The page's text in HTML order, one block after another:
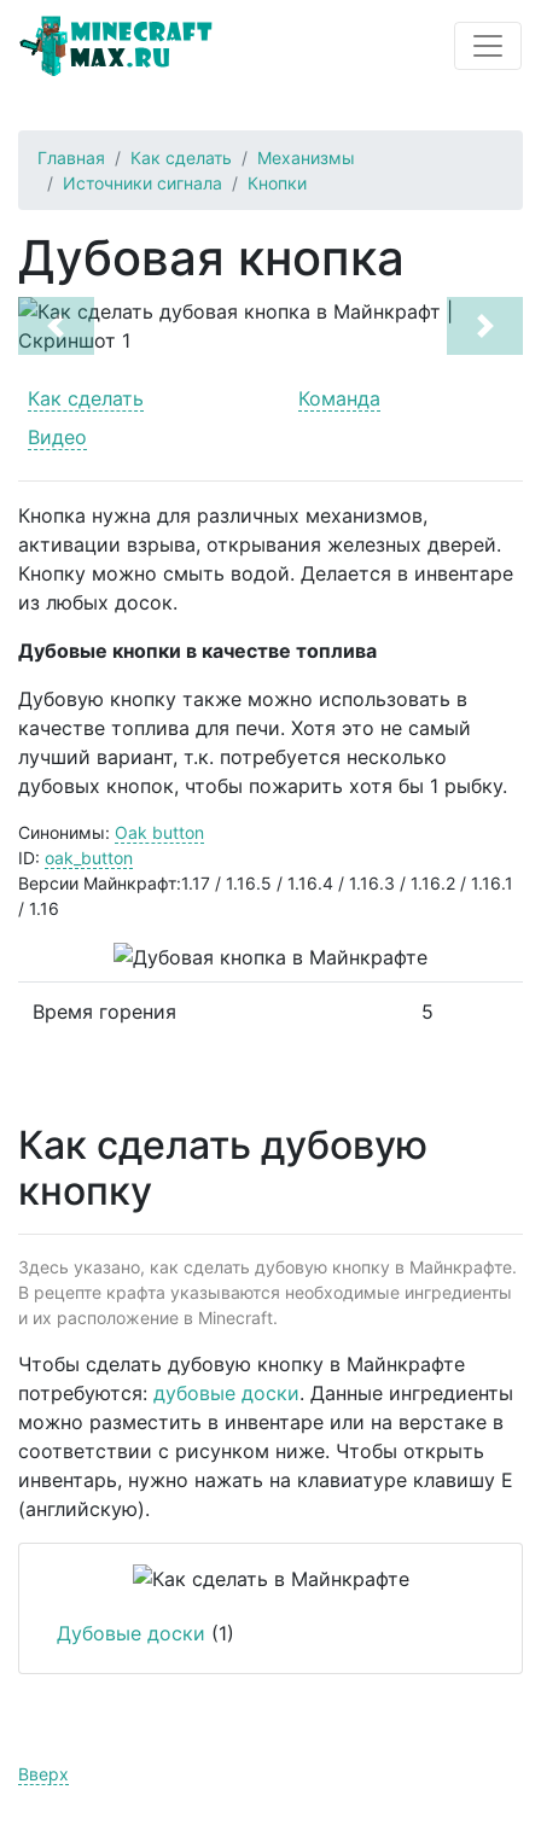
Главная Как сделать
Механизмы
Источники сигнала
Кнопки
Дубовая кнопка
Previous Next
Как сделать
Команда
Видео
Кнопка нужна для различных механизмов,
активации взрыва, открывания железных дверей.
Кнопку можно смыть водой. Делается в инвентаре
из любых досок.
Дубовые кнопки в качестве топлива
Дубовую кнопку также можно использовать в
качестве топлива для печи. Хотя это не самый
лучший вариант, т.к. потребуется несколько
дубовых кнопок, чтобы пожарить хотя бы 1 рыбку.
Синонимы: Oak button
ID: oak_button
Версии Майнкрафт:1.17 / 1.16.5 / 1.16.4 / 1.16.3 / 1.16.2 / 1.16.1
/ 1.16
Время горения 5
Как сделать дубовую
кнопку
Здесь указано, как сделать дубовую кнопку в Майнкрафте.
В рецепте крафта указываются необходимые ингредиенты
и их расположение в Minecraft.
Чтобы сделать дубовую кнопку в Майнкрафте
потребуются: дубовые доски. Данные ингредиенты
можно разместить в инвентаре или на верстаке в
соответствии с рисунком ниже. Чтобы открыть
инвентарь, нужно нажать на клавиатуре клавишу E
(английскую).
Дубовые доски (1)
Вверх